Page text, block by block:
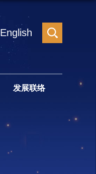
English
发展联络